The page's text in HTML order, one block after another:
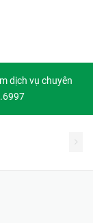
dịch vụ chuyên